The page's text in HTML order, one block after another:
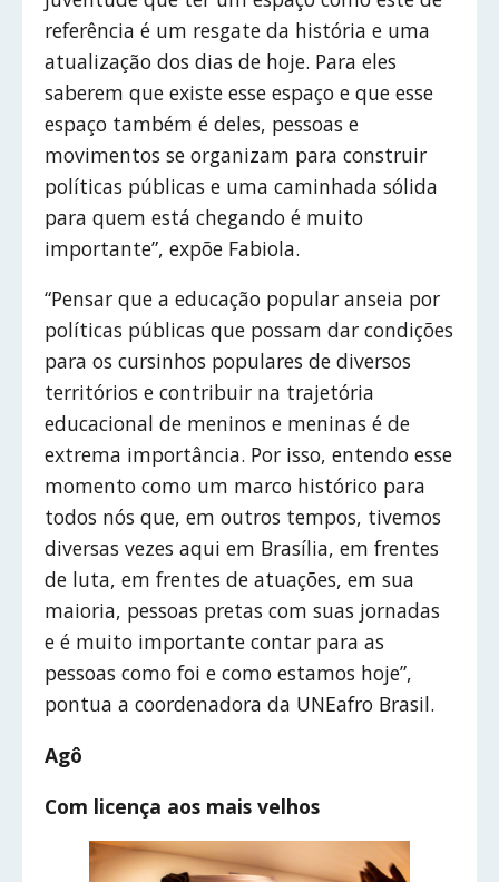
referência é um resgate da história e uma
atualização dos dias de hoje. Para eles
saberem que existe esse espaço e que esse
espaço também é deles, pessoas e
movimentos se organizam para construir
políticas públicas e uma caminhada sólida
para quem está chegando é muito
importante”, expõe Fabiola.
“Pensar que a educação popular anseia por
políticas públicas que possam dar condições
para os cursinhos populares de diversos
territórios e contribuir na trajetória
educacional de meninos e meninas é de
extrema importância. Por isso, entendo esse
momento como um marco histórico para
todos nós que, em outros tempos, tivemos
diversas vezes aqui em Brasília, em frentes
de luta, em frentes de atuações, em sua
maioria, pessoas pretas com suas jornadas
e é muito importante contar para as
pessoas como foi e como estamos hoje”,
pontua a coordenadora da UNEafro Brasil.
Agô
Com licença aos mais velhos